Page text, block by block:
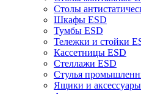
Столы
Шкафы ESD
Тумбы ESD
Тележки и стойки
Кассетницы ESD
Стеллажи ESD
Стулья
Ящики и